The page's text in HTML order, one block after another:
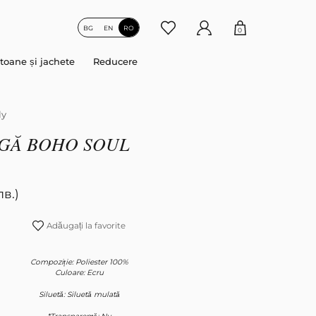
EN
BG RO 0
și jachete Reducere
BOHO SOUL
Adăugați la favorite
Compoziție: Poliester 100%
Culoare: Ecru
Siluetă: Siluetă mulată